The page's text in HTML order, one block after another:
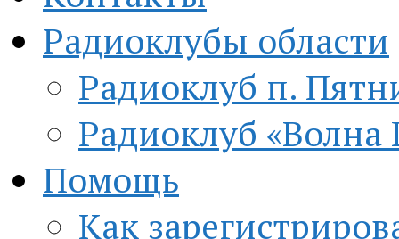
Радиоклубы области
Радиоклуб п.
Радиоклуб «Волна
Помощь
Как